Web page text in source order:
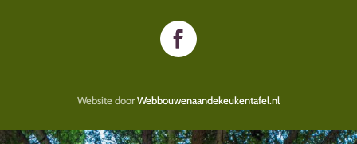
Website doorWebbouwenaandekeukentafel.nl